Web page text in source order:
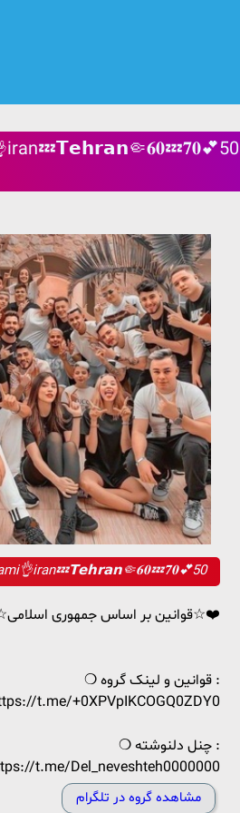
❤️☆قوانین بر اساس جمهوری اسلامی☆❤️
❍ قوانین و لینک گروه :
t.me/+0XPVpIKCOGQ0ZDY0
❍ چنل دلنوشته :
t.me/Del_neveshteh0000000
مشاهده گروه در تلگرام